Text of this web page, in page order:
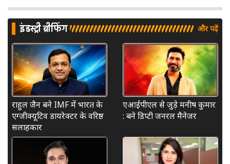
इंडस्ट्री ब्रीफिंग और पढ़ें
राहुल जैन बने IMF में भारत के
एग्जीक्यूटिव डायरेक्टर के वरिष्ठ
सलाहकार
एआईपीएल से जुड़े मनीष कुमार
: बने डिप्टी जनरल मैनेजर